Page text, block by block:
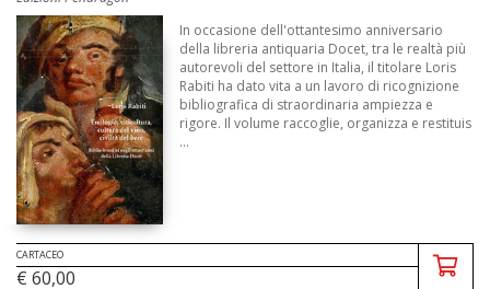
In occasione dell'ottantesimo anniversario
della libreria antiquaria Docet, tra le realtà più
autorevoli del settore in Italia, il titolare Loris
Rabiti ha dato vita a un lavoro di ricognizione
bibliografica di straordinaria ampiezza e
rigore. Il volume raccoglie, organizza e restituis
...
CARTACEO
€ 60,00